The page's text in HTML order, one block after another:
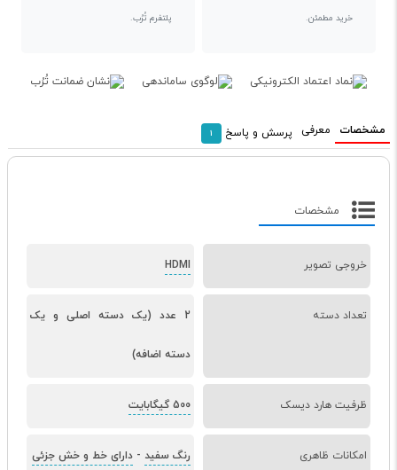
خرید مطمئن. پلتفرم تُرُب.
مشخصات معرفی پرسش و پاسخ 1
مشخصات
خروجی تصویر HDMI
تعداد دسته 2 عدد (یک دسته اصلی و یک
دسته اضافه)
ظرفیت هارد دیسک 500 گیگابایت
امکانات ظاهری رنگ سفید - دارای خط و خش جزئی